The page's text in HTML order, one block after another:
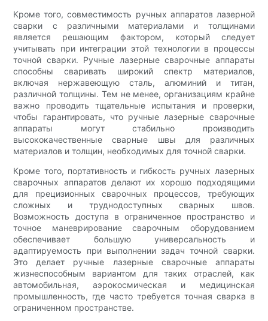
Кроме того, совместимость ручных аппаратов лазерной
сварки с различными материалами и толщинами
является решающим фактором, который следует
учитывать при интеграции этой технологии в процессы
точной сварки. Ручные лазерные сварочные аппараты
способны сваривать широкий спектр материалов,
включая нержавеющую сталь, алюминий и титан,
различной толщины. Тем не менее, организациям крайне
важно проводить тщательные испытания и проверки,
чтобы гарантировать, что ручные лазерные сварочные
аппараты могут стабильно производить
высококачественные сварные швы для различных
материалов и толщин, необходимых для точной сварки.
Кроме того, портативность и гибкость ручных лазерных
сварочных аппаратов делают их хорошо подходящими
для прецизионных сварочных процессов, требующих
сложных и труднодоступных сварных швов.
Возможность доступа в ограниченное пространство и
точное маневрирование сварочным оборудованием
обеспечивает большую универсальность и
адаптируемость при выполнении задач точной сварки.
Это делает ручные лазерные сварочные аппараты
жизнеспособным вариантом для таких отраслей, как
автомобильная, аэрокосмическая и медицинская
промышленность, где часто требуется точная сварка в
ограниченном пространстве.